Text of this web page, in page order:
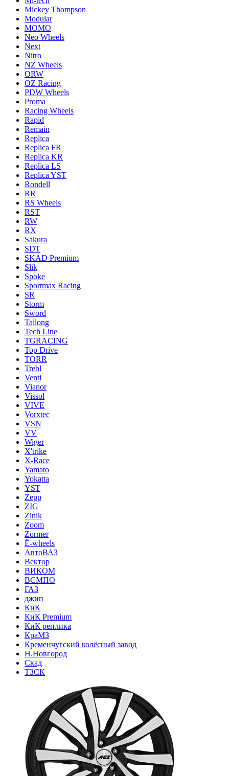
Mickey Thompson
Modular
MOMO
Neo Wheels
Next
Nitro
NZ Wheels
ORW
OZ Racing
PDW Wheels
Proma
Racing Wheels
Rapid
Remain
Replica
Replica FR
Replica KR
Replica LS
Replica YST
Rondell
RR
RS Wheels
RST
RW
RX
Sakura
SDT
SKAD Premium
Slik
Spoke
Sportmax Racing
SR
Storm
Sword
Tailong
Tech Line
TGRACING
Top Drive
TORR
Trebl
Venti
Vianor
Vissol
VIVE
Vorxtec
VSN
VV
Wiger
X'trike
X-Race
Yamato
Yokatta
YST
Zepp
ZIG
Zinik
Zoom
Zormer
Ё-wheels
АвтоВАЗ
Вектор
ВИКОМ
ВСМПО
ГАЗ
джип
КиК
КиК Premium
КиК реплика
КраМЗ
Кременчугский колёсный завод
Н.Новгород
Скад
ТЗСК